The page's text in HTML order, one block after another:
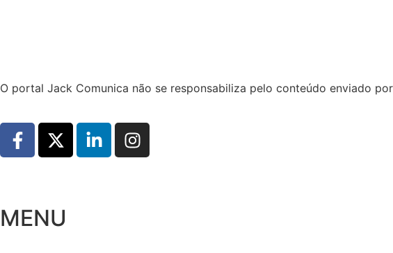
O portal Jack Comunica não se responsabiliza pelo conteúdo enviado
MENU